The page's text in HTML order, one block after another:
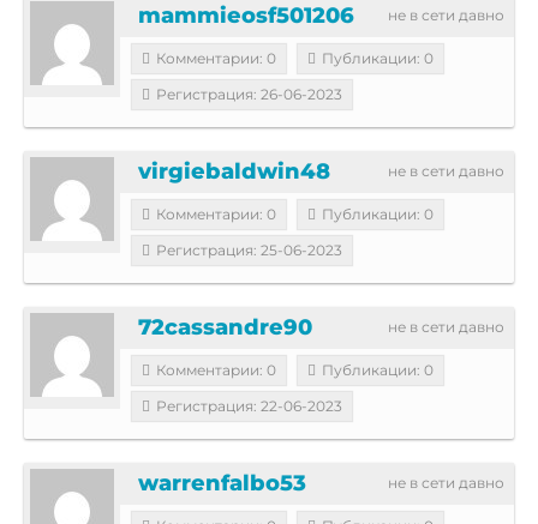
не в сети давно
mammieosf501206
Комментарии: 0
Публикации: 0
Регистрация: 26-06-2023
не в сети давно
virgiebaldwin48
Комментарии: 0
Публикации: 0
Регистрация: 25-06-2023
не в сети давно
72cassandre90
Комментарии: 0
Публикации: 0
Регистрация: 22-06-2023
не в сети давно
warrenfalbo53